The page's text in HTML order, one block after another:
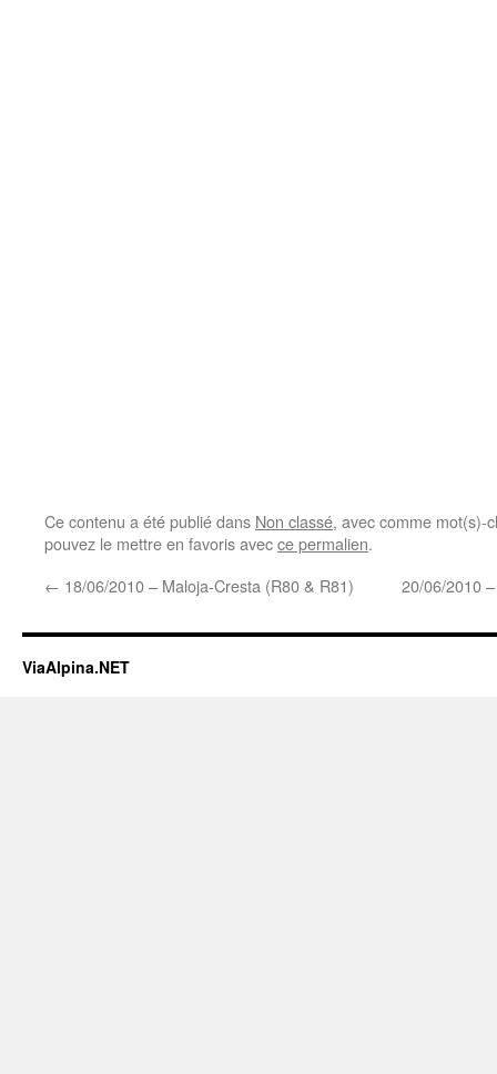
Ce contenu a été publié dans Non classé, avec comme mot(s)-
pouvez le mettre en favoris avecce permalien.
← 18/06/2010 – Maloja-Cresta (R80 & R81) 20/06/2010
ViaAlpina.NET